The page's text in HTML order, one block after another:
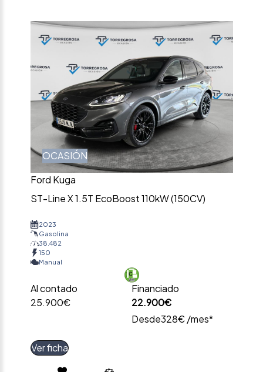
OCASIÓN
Ford Kuga
ST-Line X 1.5T EcoBoost 110kW (150CV)
2023
Gasolina
38.482
150
Manual
Al contado
25.900€
Financiado
22.900€
Desde328€ /mes*
Ver ficha